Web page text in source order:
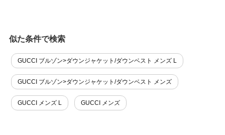
似た条件で検索
GUCCI ブルゾン>ダウンジャケット/ダウンベスト メンズ L
GUCCI ブルゾン>ダウンジャケット/ダウンベスト メンズ
GUCCI メンズ L GUCCI メンズ